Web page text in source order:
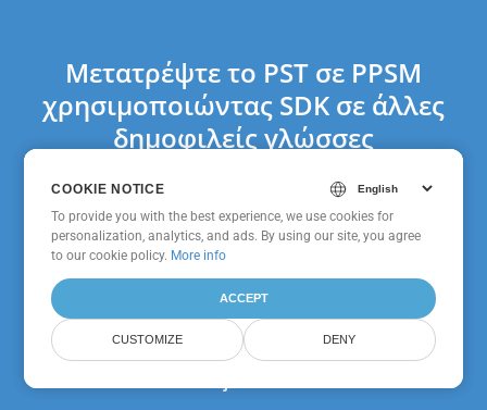
Μετατρέψτε το PST σε PPSM
χρησιμοποιώντας SDK σε άλλες
δημοφιλείς γλώσσες
GroupDocs.Conversion
Cloud SDK Για PHP
GroupDocs.Conversion
COOKIE NOTICE
To provide you with the best experience, we use cookies for
personalization, analytics, and ads. By using our site, you agree
toour cookie policy.
ACCEPT
CUSTOMIZE DENY
COOKIE NOTICE
To provide you with the best experience, we use cookies for
personalization, analytics, and ads. By using our site, you agree
to our cookie policy. More info
ACCEPT
CUSTOMIZE DENY